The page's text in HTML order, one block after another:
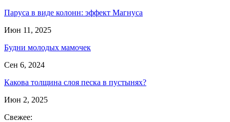
Паруса в виде колонн: эффект Магнуса
Июн 11, 2025
Будни молодых мамочек
Сен 6, 2024
Какова толщина слоя песка в пустынях?
Июн 2, 2025
Свежее: